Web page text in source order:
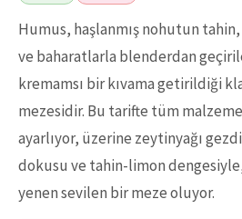
Humus, haşlanmış nohutun
ve baharatlarla blenderdan
kremamsı bir kıvama getirildiği
mezesidir. Bu tarifte tüm
ayarlıyor, üzerine zeytinyağı
dokusu ve tahin-limon
yenen sevilen bir meze oluyor.